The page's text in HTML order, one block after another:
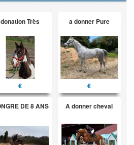
donation Très
€
a donner Pure
€
DE 8 ANS A donner cheval